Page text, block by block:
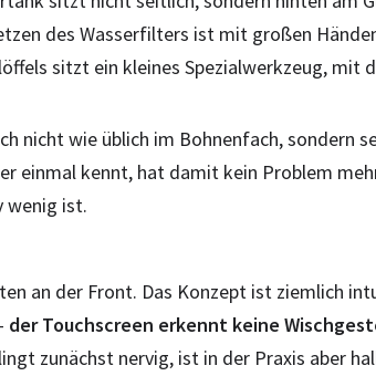
des Wasserfilters ist mit großen
sitzt ein kleines Spezialwerkzeug, mit
nicht wie üblich im Bohnenfach, sondern
einmal kennt, hat damit kein Problem
wenig ist.
an der Front. Das Konzept ist ziemlich
der Touchscreen erkennt keine
zunächst nervig, ist in der Praxis aber